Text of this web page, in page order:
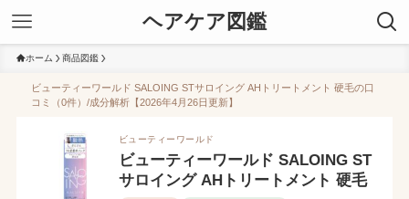
ヘアケア図鑑
ホーム 商品図鑑
ビューティーワールド SALOING STサロイング AHトリートメント 硬毛の口
コミ（0件）/成分解析【2026年4月26日更新】
ビューティーワールド
ビューティーワールド SALOING ST
サロイング AHトリートメント 硬毛